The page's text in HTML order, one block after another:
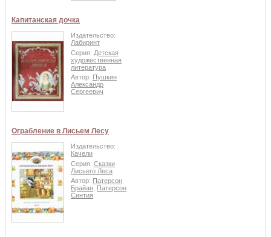
Капитанская дочка
Издательство:
Лабиринт
Серия: Детская
художественная
литература
Автор: Пушкин
Александр
Сергеевич
Ограбление в Лисьем Лесу
Издательство:
Качели
Серия: Сказки
Лисьего Леса
Автор: Патерсон
Брайан Патерсон
Синтия